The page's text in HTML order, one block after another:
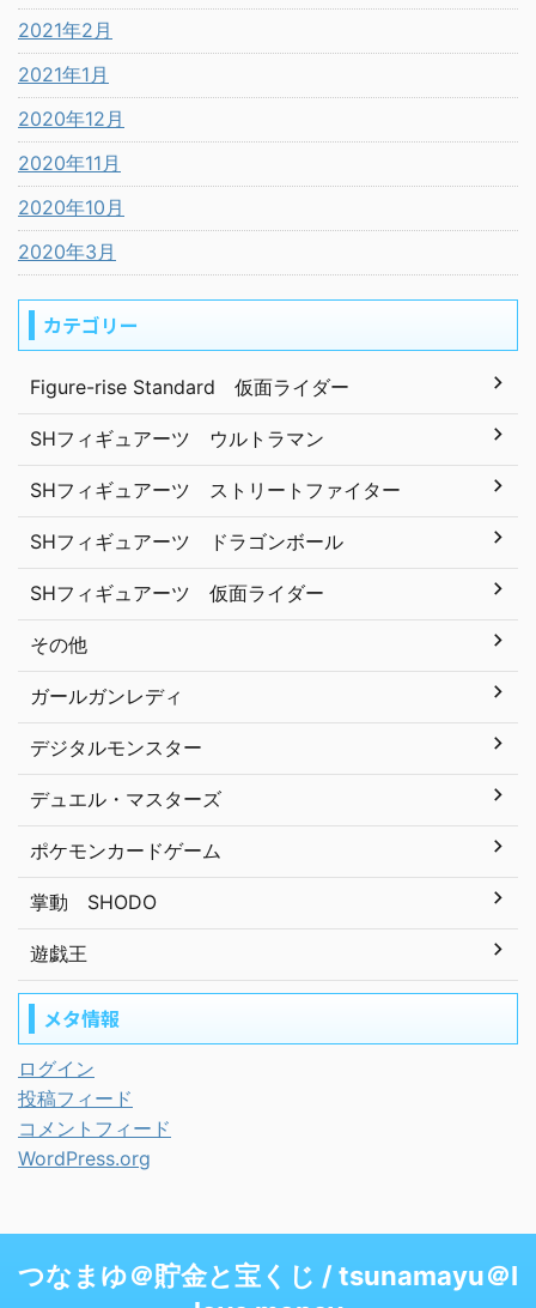
2021年2月
2021年1月
2020年12月
2020年11月
2020年10月
2020年3月
カテゴリー
Figure-rise Standard 仮面ライダー
SHフィギュアーツ ウルトラマン
SHフィギュアーツ ストリートファイター
SHフィギュアーツ ドラゴンボール
SHフィギュアーツ 仮面ライダー
その他
ガールガンレディ
デジタルモンスター
デュエル・マスターズ
ポケモンカードゲーム
掌動 SHODO
遊戯王
メタ情報
ログイン
投稿フィード
コメントフィード
WordPress.org
つなまゆ＠貯金と宝くじ / tsunamayu＠I